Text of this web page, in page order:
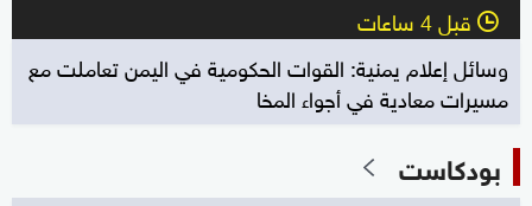
l قبل 4 ساعات
وسائل إعلام يمنية: القوات الحكومية في اليمن تعاملت مع
مسيرات معادية في أجواء المخا
بودكاست